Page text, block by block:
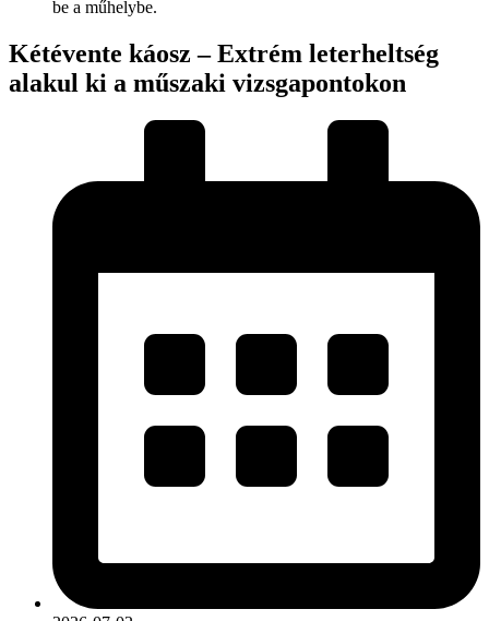
Kétévente káosz – Extrém leterheltség
alakul ki a műszaki vizsgapontokon